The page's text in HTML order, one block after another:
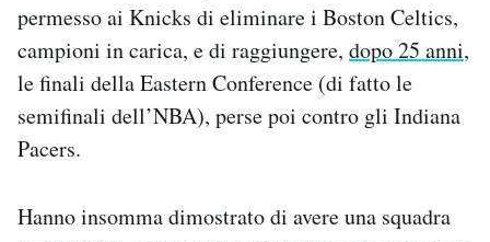
permesso ai Knicks di eliminare i Boston Celtics,
campioni in carica, e di raggiungere, dopo 25 anni,
le finali della Eastern Conference (di fatto le
semifinali dell’NBA), perse poi contro gli Indiana
Pacers.
Hanno insomma dimostrato di avere una squadra